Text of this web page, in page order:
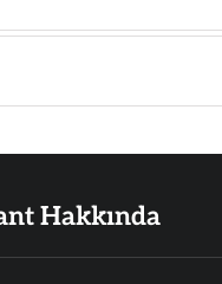
Hakkında